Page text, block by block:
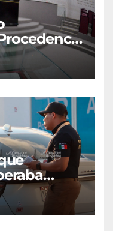
digital en